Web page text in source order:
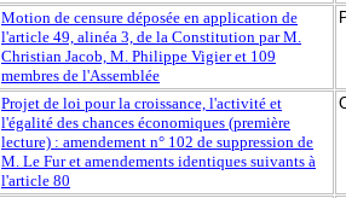
Motion de censure déposée en application de
l'article 49, alinéa 3, de la Constitution par M.
Christian Jacob, M. Philippe Vigier et 109
membres de l'Assemblée
Projet de loi pour la croissance, l'activité et
l'égalité des chances économiques (première
lecture) : amendement n° 102 de suppression de
M. Le Fur et amendements identiques suivants à
l'article 80